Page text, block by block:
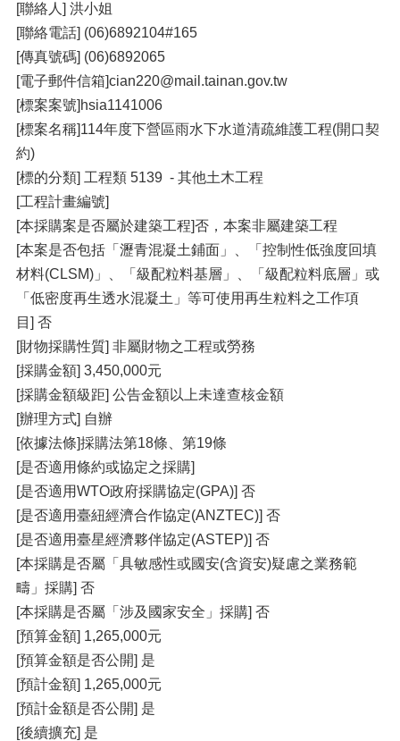
[聯絡人] 洪小姐
[聯絡電話] (06)6892104#165
[傳真號碼] (06)6892065
[電子郵件信箱]cian220@mail.tainan.gov.tw
[標案案號]hsia1141006
[標案名稱]114年度下營區雨水下水道清疏維護工程(開口契
約)
[標的分類] 工程類 5139 - 其他土木工程
[工程計畫編號]
[本採購案是否屬於建築工程]否，本案非屬建築工程
[本案是否包括「瀝青混凝土鋪面」、「控制性低強度回填
材料(CLSM)」、「級配粒料基層」、「級配粒料底層」或
「低密度再生透水混凝土」等可使用再生粒料之工作項
目] 否
[財物採購性質] 非屬財物之工程或勞務
[採購金額] 3,450,000元
[採購金額級距] 公告金額以上未達查核金額
[辦理方式] 自辦
[依據法條]採購法第18條、第19條
[是否適用條約或協定之採購]
[是否適用WTO政府採購協定(GPA)] 否
[是否適用臺紐經濟合作協定(ANZTEC)] 否
[是否適用臺星經濟夥伴協定(ASTEP)] 否
[本採購是否屬「具敏感性或國安(含資安)疑慮之業務範
疇」採購] 否
[本採購是否屬「涉及國家安全」採購] 否
[預算金額] 1,265,000元
[預算金額是否公開] 是
[預計金額] 1,265,000元
[預計金額是否公開] 是
[後續擴充] 是